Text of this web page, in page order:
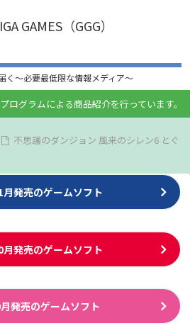
GAMES（GGG）
く〜必要最低限な情報メディア〜
ログラムによる商品紹介を行っています。
不思議のダンジョン 風来のシレン6 とぐ
発売のゲームソフト
発売のゲームソフト
発売のゲームソフト